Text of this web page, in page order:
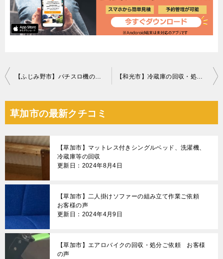
投
ナ
ビ
ゲ
ー
ョ
【ふじみ野市】パチスロ機の回収・処分ご依頼 お客様の声 【和光市】冷蔵庫の回収・処分ご依頼 お客様の声
草加市の最新クチコミ
【草加市】マットレス付きシングルベッド、洗濯機、
冷蔵庫等の回収
更新日：2024年8月4日
【草加市】二人掛けソファーの組み立て作業ご依頼
お客様の声
更新日：2024年4月9日
【草加市】エアロバイクの回収・処分ご依頼 お客様
の声